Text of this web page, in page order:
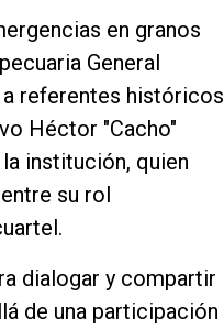
en granos
General
referentes históricos
Héctor "Cacho"
institución, quien
su rol
dialogar y compartir
de una participación